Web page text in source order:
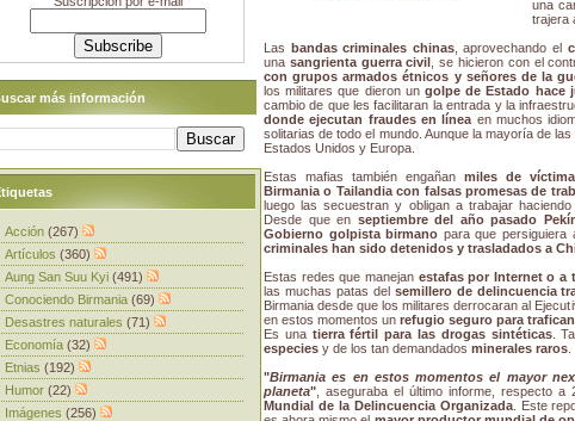
una
trajera
Las bandas criminales chinas, aprovechando el
una sangrienta guerra civil , se hicieron con el
con grupos armados étnicos y señores de la
los militares que dieron un golpe de Estado hace
cambio de que les facilitaran la entrada y la
donde ejecutan fraudes en línea en muchos
solitarias de todo el mundo. Aunque la mayoría de
Estados Unidos y Europa.
Estas mafias también engañan miles de
Birmania o Tailandia con falsas promesas de
luego las secuestran y obligan a trabajar
Desde que en septiembre del año pasado
Gobierno golpista birmano para que persiguiera
criminales han sido detenidos y trasladados a
Estas redes que manejan estafas por Internet o a
las muchas patas del semillero de delincuencia
Birmania desde que los militares derrocaran al
en estos momentos un refugio seguro para
Es una tierra fértil para las drogas sintéticas.
especies y de los tan demandados minerales raros
"Birmania es en estos momentos el mayor
planeta" , aseguraba el último informe, respecto a
Mundial de la Delincuencia Organizada. Este
más información
Acción (267)
Artículos (360)
Aung San Suu Kyi (491)
Conociendo Birmania (69)
Desastres naturales (71)
Economía (32)
Etnias (192)
Humor (22)
Imágenes (256)